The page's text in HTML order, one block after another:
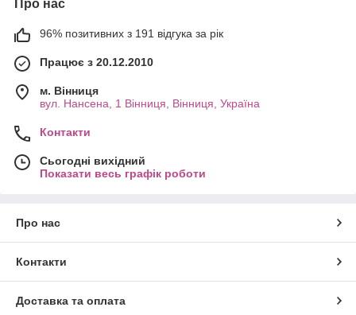
Про нас
96% позитивних з 191 відгука за рік
Працює з 20.12.2010
м. Вінниця
вул. Нансена, 1 Вінниця, Вінниця, Україна
Контакти
Сьогодні вихідний
Показати весь графік роботи
Про нас
Контакти
Доставка та оплата